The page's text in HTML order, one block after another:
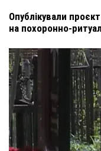
Опублікували
на похоронно-